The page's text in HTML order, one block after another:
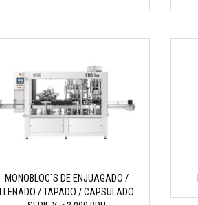
MONOBLOC`S DE ENJUAGADO /
LLENADO / TAPADO / CAPSULADO